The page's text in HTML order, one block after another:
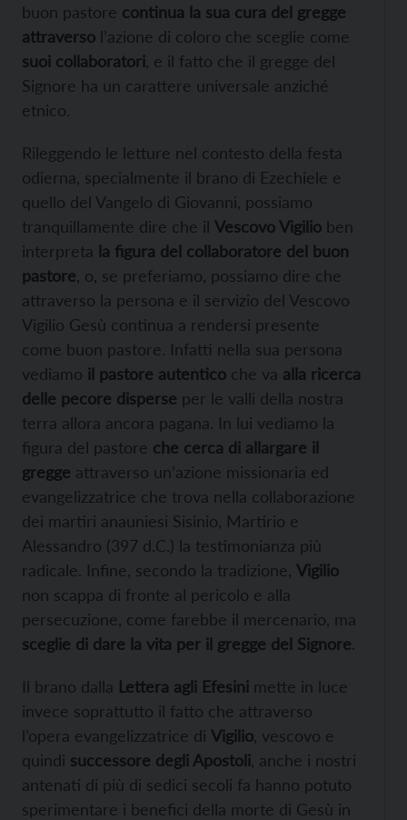
buon pastore continua la sua cura del gregge
attraverso l’azione di coloro che sceglie come
suoi collaboratori , e il fatto che il gregge del
Signore ha un carattere universale anziché
etnico.
Rileggendo le letture nel contesto della festa
odierna, specialmente il brano di Ezechiele e
quello del Vangelo di Giovanni, possiamo
tranquillamente dire che il Vescovo Vigilio ben
interpreta la figura del collaboratore del buon
pastore , o, se preferiamo, possiamo dire che
attraverso la persona e il servizio del Vescovo
Vigilio Gesù continua a rendersi presente
come buon pastore. Infatti nella sua persona
vediamo il pastore autentico che va alla ricerca
delle pecore disperse per le valli della nostra
terra allora ancora pagana. In lui vediamo la
figura del pastore che cerca di allargare il
gregge attraverso un’azione missionaria ed
evangelizzatrice che trova nella collaborazione
dei martiri anauniesi Sisinio, Martirio e
Alessandro (397 d.C.) la testimonianza più
radicale. Infine, secondo la tradizione, Vigilio
non scappa di fronte al pericolo e alla
persecuzione, come farebbe il mercenario, ma
sceglie di dare la vita per il gregge del Signore.
Il brano dalla Lettera agli Efesini mette in luce
invece soprattutto il fatto che attraverso
l’opera evangelizzatrice di Vigilio , vescovo e
quindi successore degli Apostoli , anche i nostri
antenati di più di sedici secoli fa hanno potuto
sperimentare i benefici della morte di Gesù in